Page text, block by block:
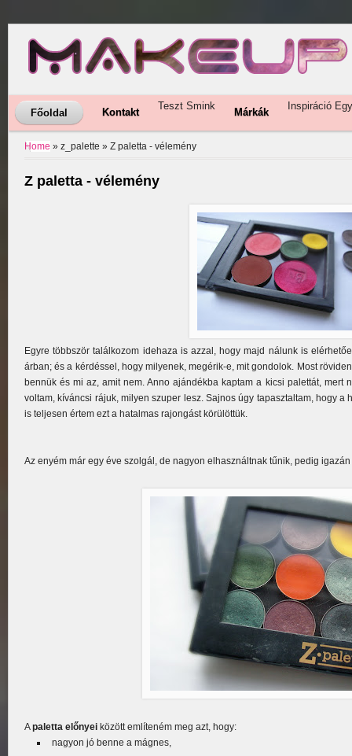
Főoldal Kontakt
Teszt Smink
Márkák
Inspiráció
Home » z_palette » Z paletta - vélemény
Z paletta - vélemény
Egyre többször találkozom idehaza is azzal, hogy majd nálunk is
árban; és a kérdéssel, hogy milyenek, megérik-e, mit gondolok. Most
bennük és mi az, amit nem. Anno ajándékba kaptam a kicsi palettát, mert
voltam, kíváncsi rájuk, milyen szuper lesz. Sajnos úgy tapasztaltam, hogy a
is teljesen értem ezt a hatalmas rajongást körülöttük.
Az enyém már egy éve szolgál, de nagyon elhasználtnak tűnik, pedig
Apaletta előnyei között említeném meg azt, hogy:
nagyon jó benne a mágnes,